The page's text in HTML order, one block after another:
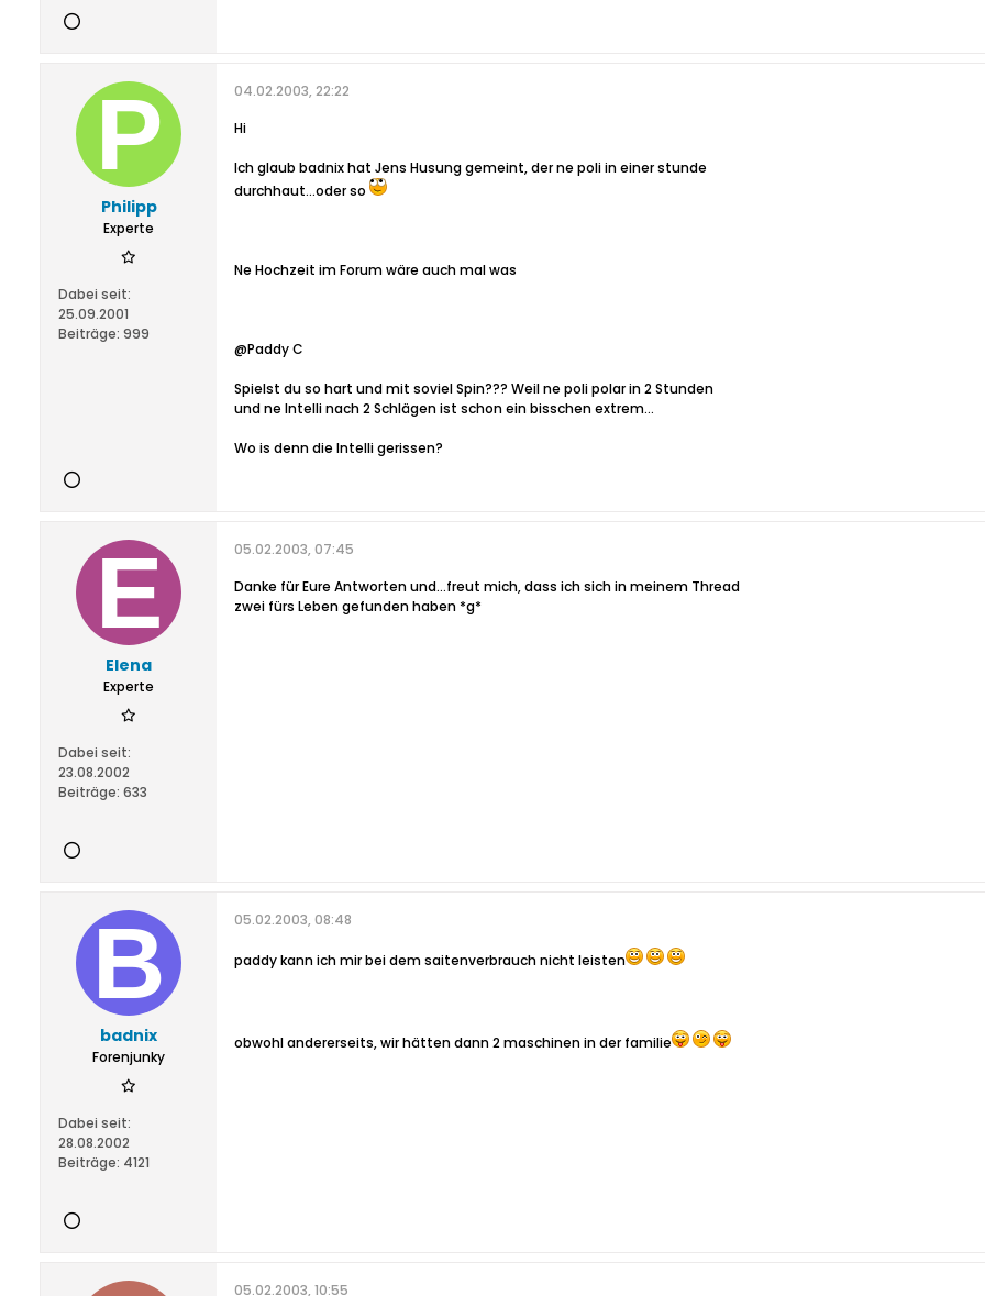
Philipp
Experte
Dabei seit:
25.09.2001
Beiträge: 999
04.02.2003, 22:22
Hi
Ich glaub badnix hat Jens Husung gemeint, der ne poli in einer stunde
durchhaut...oder so
Ne Hochzeit im Forum wäre auch mal was
@Paddy C
Spielst du so hart und mit soviel Spin??? Weil ne poli polar in 2 Stunden
und ne Intelli nach 2 Schlägen ist schon ein bisschen extrem...
Wo is denn die Intelli gerissen?
Elena
Experte
Dabei seit:
23.08.2002
Beiträge: 633
05.02.2003, 07:45
Danke für Eure Antworten und...freut mich, dass ich sich in meinem Thread
zwei fürs Leben gefunden haben *g*
badnix
Forenjunky
Dabei seit:
28.08.2002
Beiträge: 4121
05.02.2003, 08:48
paddy kann ich mir bei dem saitenverbrauch nicht leisten
obwohl andererseits, wir hätten dann 2 maschinen in der familie
05.02.2003, 10:55